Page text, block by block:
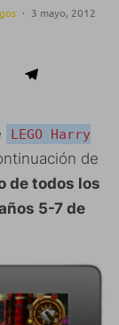
· 3 mayo, 2012
LEGO Harry
de
de todos los
5-7 de